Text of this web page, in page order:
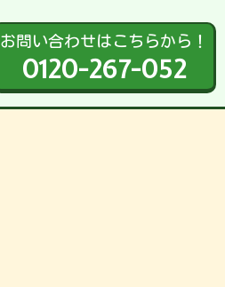
お問い合わせはこちらから！
0120-267-052